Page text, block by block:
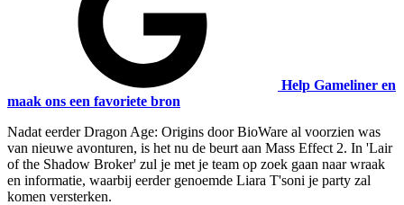
Help Gameliner en
maak ons een favoriete bron
Nadat eerder Dragon Age: Origins door BioWare al voorzien was
van nieuwe avonturen, is het nu de beurt aan Mass Effect 2. In 'Lair
of the Shadow Broker' zul je met je team op zoek gaan naar wraak
en informatie, waarbij eerder genoemde Liara T'soni je party zal
komen versterken.